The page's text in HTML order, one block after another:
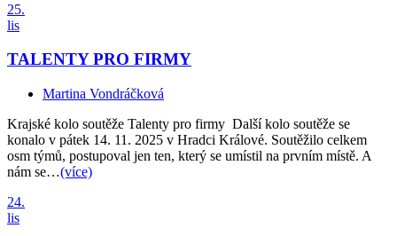
25.
lis
TALENTY PRO FIRMY
Martina Vondráčková
Krajské kolo soutěže Talenty pro firmy Další kolo soutěže se
konalo v pátek 14. 11. 2025 v Hradci Králové. Soutěžilo celkem
osm týmů, postupoval jen ten, který se umístil na prvním místě. A
nám se…(více)
24.
lis